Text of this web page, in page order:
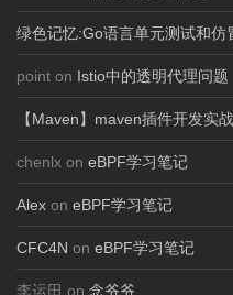
绿色记忆:Go语言单元测试和仿
point on Istio中的透明代理问题
【Maven】maven插件开发实
chenlx on eBPF学习笔记
Alex on eBPF学习笔记
CFC4N on eBPF学习笔记
李运田 on 念爷爷